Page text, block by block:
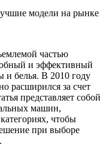
модели на рынке
частью
и эффективный
и белья. В 2010 году
расширился за счет
представляет собой
машин,
чтобы
при выборе